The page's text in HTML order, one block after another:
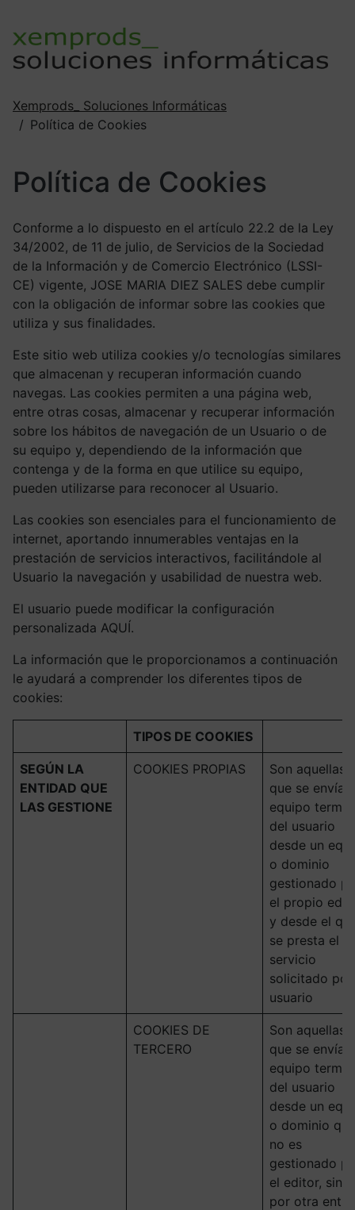
Xemprods_ Soluciones Informáticas
Política de Cookies
Política de Cookies
Conforme a lo dispuesto en el artículo 22.2 de la Ley
34/2002, de 11 de julio, de Servicios de la Sociedad
de la Información y de Comercio Electrónico (LSSI-
CE) vigente, JOSE MARIA DIEZ SALES debe cumplir
con la obligación de informar sobre las cookies que
utiliza y sus finalidades.
Este sitio web utiliza cookies y/o tecnologías similares
que almacenan y recuperan información cuando
navegas. Las cookies permiten a una página web,
entre otras cosas, almacenar y recuperar información
sobre los hábitos de navegación de un Usuario o de
su equipo y, dependiendo de la información que
contenga y de la forma en que utilice su equipo,
pueden utilizarse para reconocer al Usuario.
Las cookies son esenciales para el funcionamiento de
internet, aportando innumerables ventajas en la
prestación de servicios interactivos, facilitándole al
Usuario la navegación y usabilidad de nuestra web.
El usuario puede modificar la configuración
personalizada AQUÍ.
La información que le proporcionamos a continuación
le ayudará a comprender los diferentes tipos de
cookies:
TIPOS DE COOKIES
SEGÚN LA
ENTIDAD QUE
LAS GESTIONE
COOKIES PROPIAS
Son aquellas
que se envían
equipo
del usuario
desde un
o dominio
gestionado
el propio
y desde el
se presta el
servicio
solicitado por
usuario
COOKIES DE
TERCERO
Son aquellas
que se envían
equipo
del usuario
desde un
o dominio que
no es
gestionado
el editor, sino
por otra